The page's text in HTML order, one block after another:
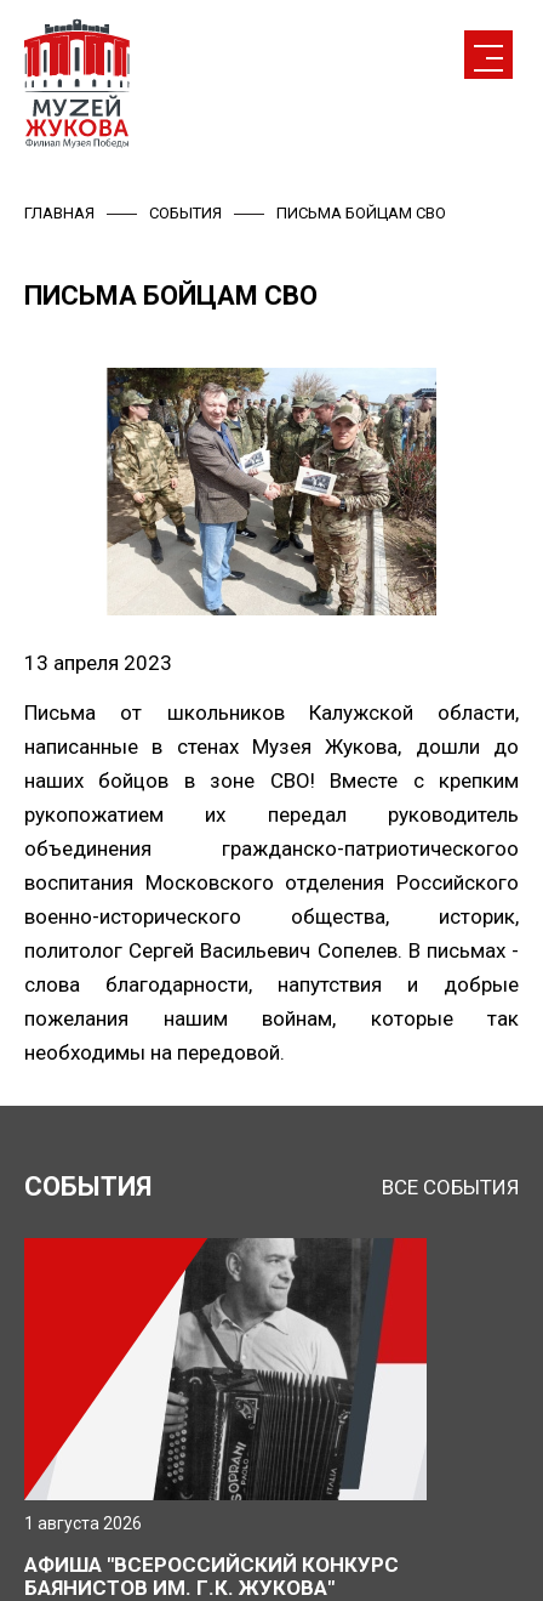
ГЛАВНАЯ СОБЫТИЯ ПИСЬМА БОЙЦАМ СВО
ПИСЬМА БОЙЦАМ СВО
13 апреля 2023
Письма от школьников Калужской области,
написанные в стенах Музея Жукова, дошли до
наших бойцов в зоне СВО! Вместе с крепким
рукопожатием их передал руководитель
объединения гражданско-патриотическогоо
воспитания Московского отделения Российского
военно-исторического общества, историк,
политолог Сергей Васильевич Сопелев. В письмах -
слова благодарности, напутствия и добрые
пожелания нашим войнам, которые так
необходимы на передовой.
СОБЫТИЯ ВСЕ СОБЫТИЯ
1 августа 2026
АФИША "ВСЕРОССИЙСКИЙ КОНКУРС
БАЯНИСТОВ ИМ. Г.К. ЖУКОВА"
персональных данных.
ОТПРАВИТЬ ЗАЯВКУ